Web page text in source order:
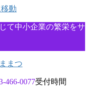
動
て中小企業の繁栄をサ
466-0077受付時間